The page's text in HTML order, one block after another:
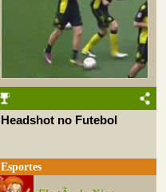
Headshot no Futebol
Esportes